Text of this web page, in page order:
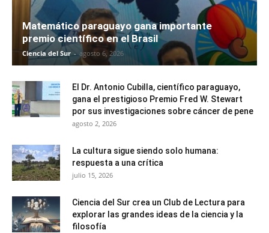
Matemático paraguayo gana importante
premio científico en el Brasil
Ciencia del Sur - agosto 6, 2026
El Dr. Antonio Cubilla, científico paraguayo,
gana el prestigioso Premio Fred W. Stewart
por sus investigaciones sobre cáncer de pene
agosto 2, 2026
La cultura sigue siendo solo humana:
respuesta a una crítica
julio 15, 2026
Ciencia del Sur crea un Club de Lectura para
explorar las grandes ideas de la ciencia y la
filosofía